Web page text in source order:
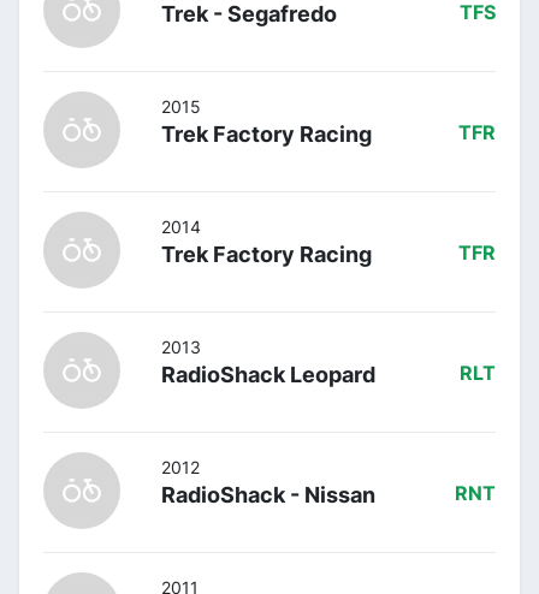
Trek - Segafredo TFS
2015
Trek Factory Racing TFR
2014
Trek Factory Racing TFR
2013
RadioShack Leopard RLT
2012
RadioShack - Nissan RNT
2011